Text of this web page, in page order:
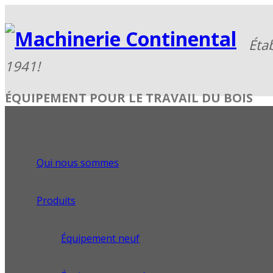
ÉQUIPEMENT POUR LE TRAVAIL DU BOIS
Qui nous sommes
Produits
Équipement neuf